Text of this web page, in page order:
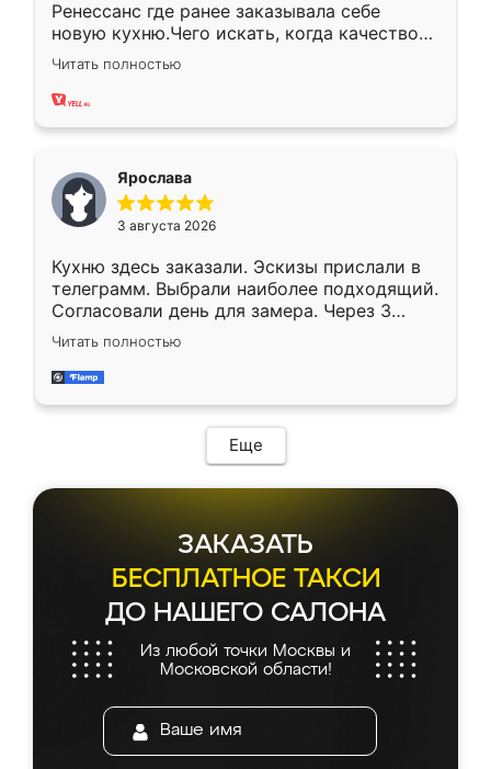
Ренессанс где ранее заказывала себе
новую кухню.Чего искать, когда качеством
вполне довольна. Служит кухня уже почти
два года, нареканий нет.
Читать полностью
Ярослава
3 августа 2026
Кухню здесь заказали. Эскизы прислали в
телеграмм. Выбрали наиболее подходящий.
Согласовали день для замера. Через 3
недели кухня была уже готова. Остались
довольны работой. Спасибо Ренессанс
мебель за качественную работу!
Читать полностью
Еще
ЗАКАЗАТЬ
БЕСПЛАТНОЕ ТАКСИ
ДО НАШЕГО САЛОНА
Из любой точки Москвы и
Московской области!